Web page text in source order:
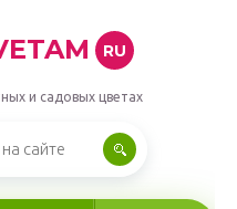
RU
и садовых цветах